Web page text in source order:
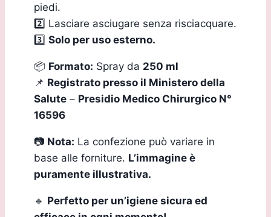
piedi.
2️⃣ Lasciare asciugare senza risciacquare.
3️⃣ Solo per uso esterno.
📦 Formato: Spray da 250 ml
📌 Registrato presso il Ministero della
Salute – Presidio Medico Chirurgico N°
16596
📷 Nota: La confezione può variare in
base alle forniture. L’immagine è
puramente illustrativa.
🔹 Perfetto per un’igiene sicura ed